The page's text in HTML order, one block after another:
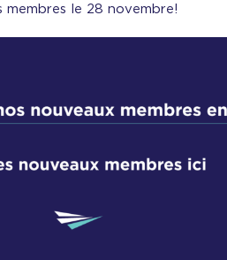
membres le 28 novembre!